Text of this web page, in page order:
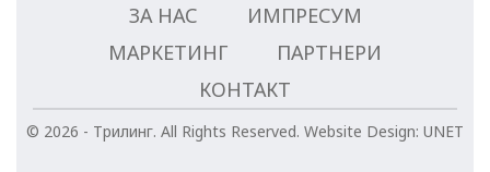
ЗА НАС
ИМПРЕСУМ
МАРКЕТИНГ
ПАРТНЕРИ
КОНТАКТ
© 2026 - Трилинг. All Rights Reserved. Website Design: UNET